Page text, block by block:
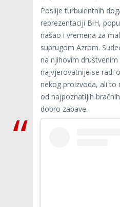
Poslije turbulentnih
reprezentaciji BiH,
našao i vremena za
suprugom Azrom.
na njihovim
najvjerovatnije se radi
nekog proizvoda, ali to
od najpoznatijih
dobro zabave.